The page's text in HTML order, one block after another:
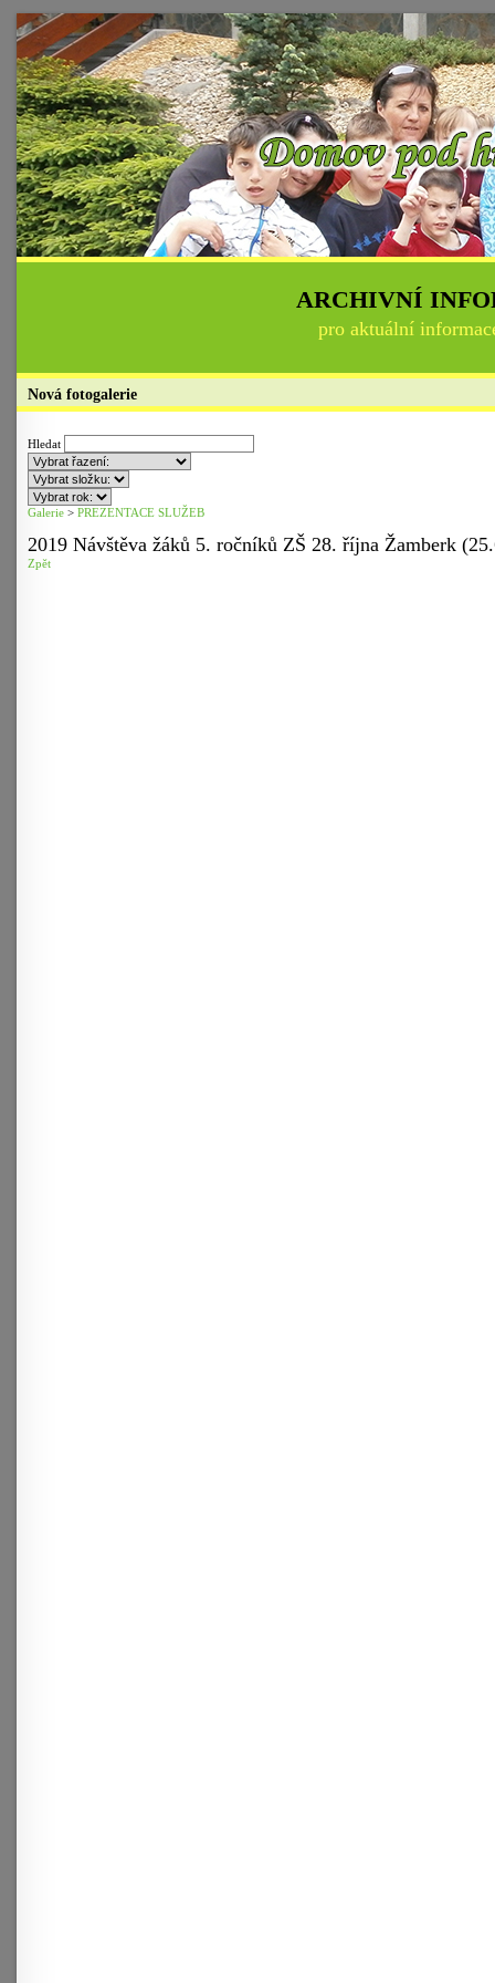
ARCHIVNÍ
pro aktuální
Nová fotogalerie
Hledat
Galerie > PREZENTACE SLUŽEB
2019 Návštěva žáků 5. ročníků ZŠ 28. října Žamberk
Zpět